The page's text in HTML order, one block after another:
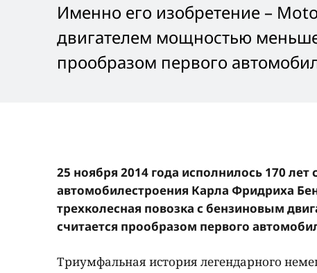
Именно его изобретение –
двигателем мощностью
прообразом первого
25 ноября 2014 года исполнилось 170
автомобилестроения Карла Фридриха
трехколесная повозка с бензиновым
считается прообразом первого
Триумфальная история легендарного